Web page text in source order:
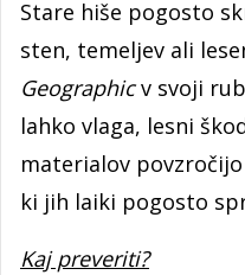
Stare hiše pogosto
sten, temeljev ali
Geographicv svoji
lahko vlaga, lesni
materialov
ki jih laiki pogosto
Kaj preveriti?